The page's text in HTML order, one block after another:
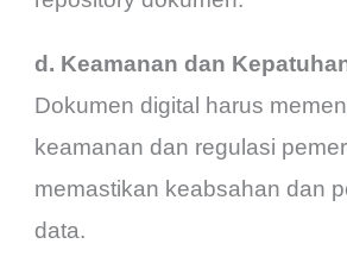
d. Keamanan dan
Dokumen digital harus
keamanan dan regulasi
memastikan keabsahan dan
data.